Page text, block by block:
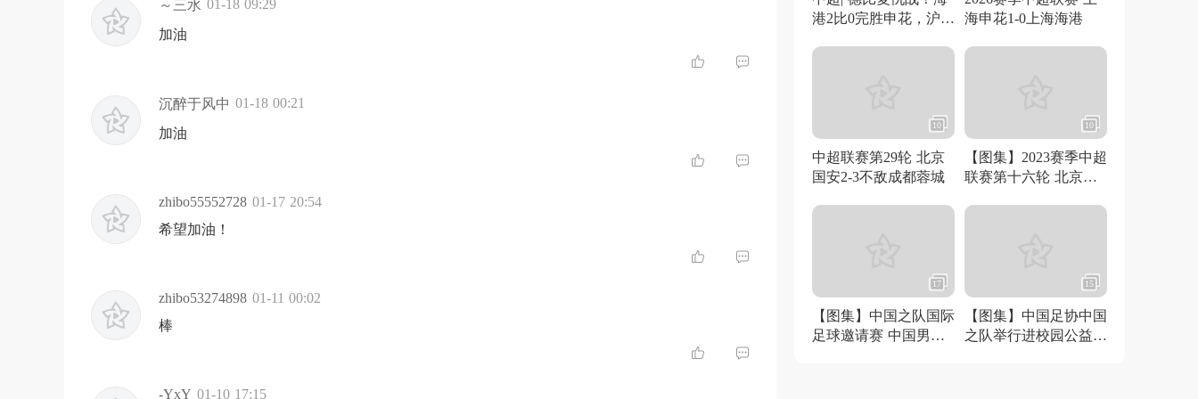
～三水 01-18 09:29
加油
沉醉于风中 01-18 00:21
加油
zhibo55552728 01-17 20:54
希望加油！
zhibo53274898 01-11 00:02
棒
-YxY 01-10 17:15
港2比0完胜申花，沪上
海申花1-0上海海港
10
中超联赛第29轮 北京
国安2-3不敌成都蓉城
10
【图集】2023赛季中超
联赛第十六轮 北京国
17
【图集】中国之队国际
足球邀请赛 中国男足2
15
【图集】中国足协中国
之队举行进校园公益活